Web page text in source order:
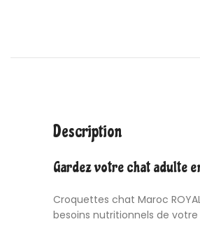
Description
Gardez votre chat adulte
Croquettes chat Maroc
besoins nutritionnels de